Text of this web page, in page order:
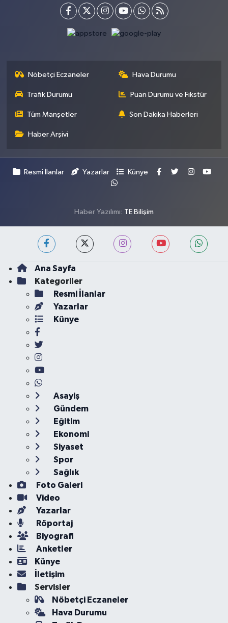
Nöbetçi Eczaneler Hava Durumu
Trafik Durumu Puan Durumu ve Fikstür
Tüm Manşetler Son Dakika Haberleri
Haber Arşivi
Resmi İlanlar Yazarlar Künye
Haber Yazılımı: TE Bilişim
Ana Sayfa
Kategoriler
Resmi İlanlar
Yazarlar
Künye
Asayiş
Gündem
Eğitim
Ekonomi
Siyaset
Spor
Sağlık
Foto Galeri
Video
Yazarlar
Röportaj
Biyografi
Anketler
Künye
İletişim
Servisler
Nöbetçi Eczaneler
Hava Durumu